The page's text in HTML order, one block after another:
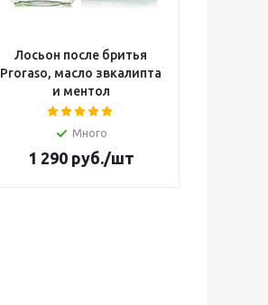
Лосьон после бритья
Proraso, масло звкалипта
и ментол
Много
1 290руб./шт